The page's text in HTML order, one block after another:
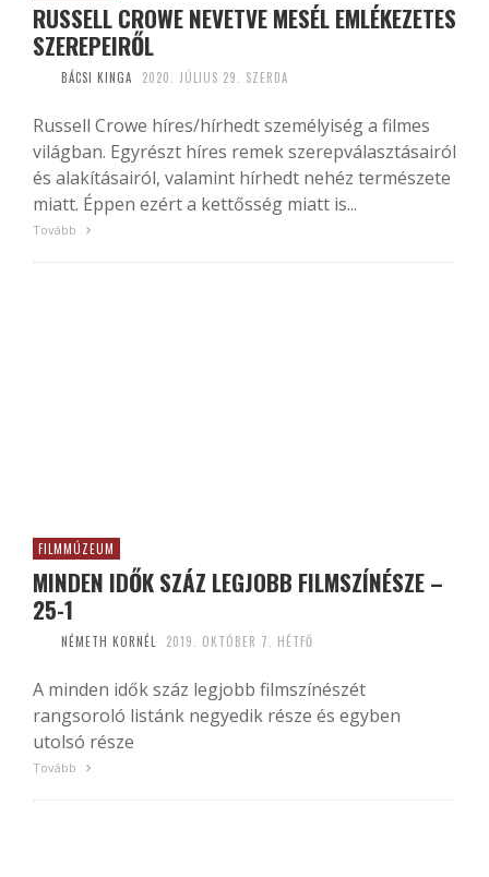
RUSSELL CROWE NEVETVE MESÉL EMLÉKEZETES
SZEREPEIRŐL
BÁCSI KINGA 2020. JÚLIUS 29. SZERDA
Russell Crowe híres/hírhedt személyiség a filmes
világban. Egyrészt híres remek szerepválasztásairól
és alakításairól, valamint hírhedt nehéz természete
miatt. Éppen ezért a kettősség miatt is...
Tovább
FILMMÚZEUM
MINDEN IDŐK SZÁZ LEGJOBB FILMSZÍNÉSZE –
25-1
NÉMETH KORNÉL 2019. OKTÓBER 7. HÉTFŐ
A minden idők száz legjobb filmszínészét
rangsoroló listánk negyedik része és egyben
utolsó része
Tovább